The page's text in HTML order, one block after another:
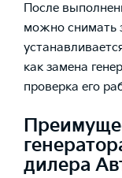
После
можно снимать
как замена
проверка его
дилера